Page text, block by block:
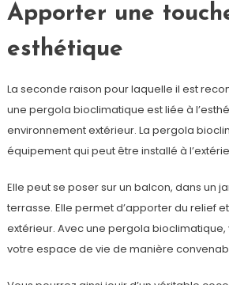
Apporter une
esthétique
La seconde raison pour laquelle il est
une pergola bioclimatique est liée à
environnement extérieur. La pergola
équipement qui peut être installé à
Elle peut se poser sur un balcon, dans un
terrasse. Elle permet d’apporter du relief
extérieur. Avec une pergola
votre espace de vie de manière